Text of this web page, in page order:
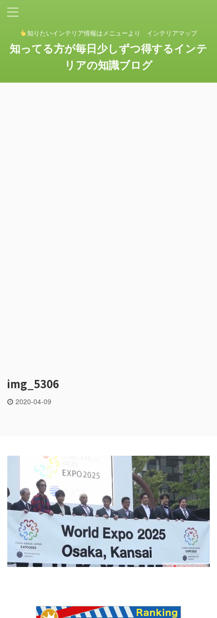
知りたいインテリア情報はメニューより インテリアマップ
知ってる方が毎日少しずつ得するインテ
リアの知識ブログ
img_5306
2020-04-09